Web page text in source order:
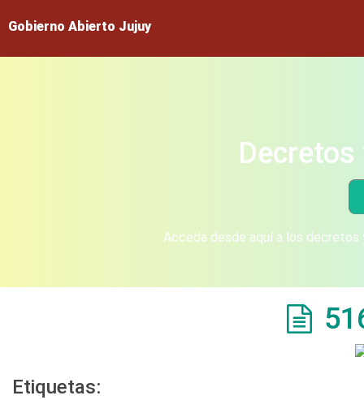
Gobierno Abierto Jujuy
Acceda desde aquí a los
Etiquetas: